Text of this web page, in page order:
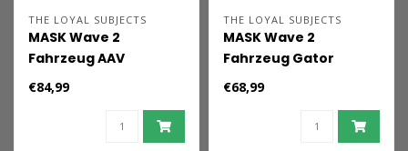
THE LOYAL SUBJECTS
MASK Wave 2
Fahrzeug AAV
(Gepanzertes
€84,99
THE LOYAL SUBJECTS
MASK Wave 2
Fahrzeug Gator
€68,99